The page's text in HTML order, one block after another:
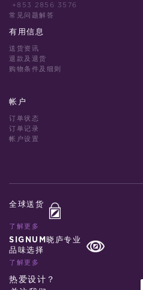
+853 2856 3576
常见问题解答
有用信息
送货资讯
退款及退货
购物条件及细则
帐户
订单状态
订单记录
帐户设置
全球送货
了解更多
SIGNUM晓庐专业
品味选择
了解更多
热爱设计？